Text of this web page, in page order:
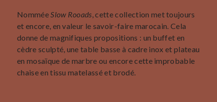
NomméeSlow Rooads, cette collection met toujours
et encore, en valeur le savoir-faire marocain. Cela
donne de magnifiques propositions : un buffet en
cèdre sculpté, une table basse à cadre inox et plateau
en mosaïque de marbre ou encore cette improbable
chaise en tissu matelassé et brodé.